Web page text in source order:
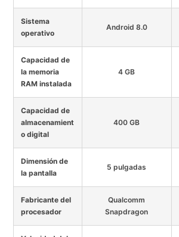
Sistema
operativo
Android 8.0
Capacidad de
la memoria
RAM instalada
4 GB
Capacidad de
almacenamient
o digital
400 GB
Dimensión de
la pantalla
5 pulgadas
Fabricante del
procesador
Qualcomm
Snapdragon